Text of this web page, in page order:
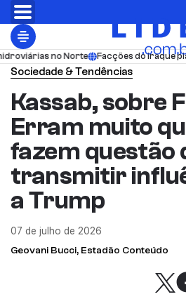
Facções do Iraque planejam ataque
Sociedade & Tendências
Kassab, sobre
Erram muito
fazem questão
transmitir
a Trump
07 de julho de 2026
Geovani Bucci, Estadão Conteúdo